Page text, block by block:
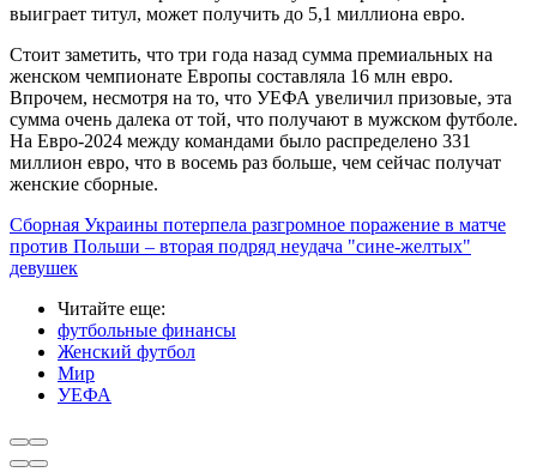
выиграет титул, может получить до 5,1 миллиона евро.
Стоит заметить, что три года назад сумма премиальных на
женском чемпионате Европы составляла 16 млн евро.
Впрочем, несмотря на то, что УЕФА увеличил призовые, эта
сумма очень далека от той, что получают в мужском футболе.
На Евро-2024 между командами было распределено 331
миллион евро, что в восемь раз больше, чем сейчас получат
женские сборные.
Сборная Украины потерпела разгромное поражение в матче
против Польши – вторая подряд неудача "сине-желтых"
девушек
Читайте еще:
футбольные финансы
Женский футбол
Мир
УЕФА